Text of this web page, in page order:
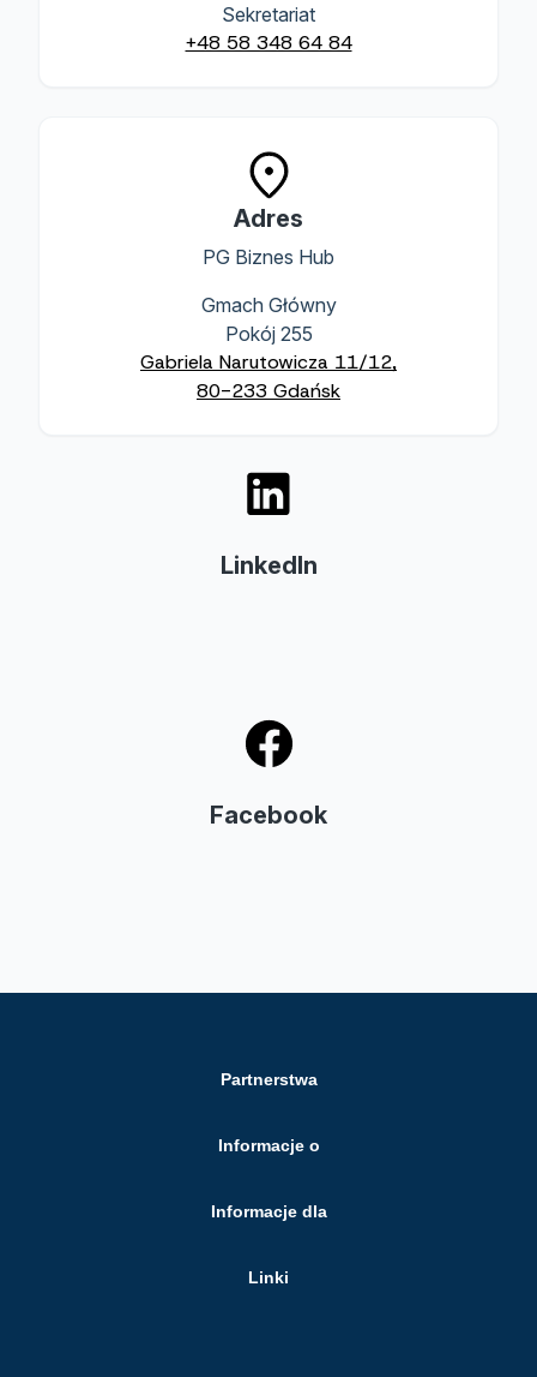
Sekretariat
+48 58 348 64 84
Adres
PG Biznes Hub
Gmach Główny
Pokój 255
Gabriela Narutowicza 11/12,
80-233 Gdańsk
LinkedIn
Facebook
Partnerstwa
Informacje o
Informacje dla
Linki